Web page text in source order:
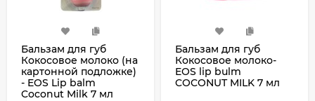
Бальзам для губ
Кокосовое молоко (на
картонной подложке)
- EOS Lip balm
Coconut Milk 7 мл
Бальзам для губ
Кокосовое молоко-
EOS lip bulm
COCONUT MILK 7 мл